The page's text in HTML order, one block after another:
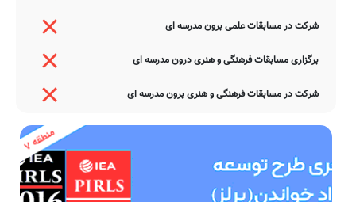
شرکت در مسابقات علمی برون مدرسه ای
برگزاری مسابقات فرهنگی و هنری درون مدرسه ای
شرکت در مسابقات فرهنگی و هنری برون مدرسه ای